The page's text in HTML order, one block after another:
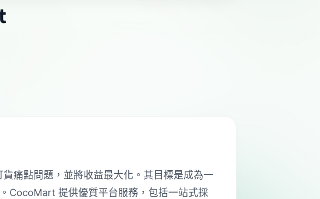
痛點問題，並將收益最大化。其目標是成為一
CocoMart 提供優質平台服務，包括一站式採